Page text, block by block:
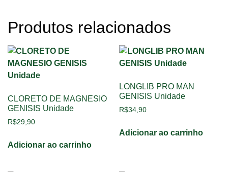
Produtos relacionados
CLORETO DE MAGNESIO
GENISIS Unidade
R$29,90
Adicionar ao carrinho
LONGLIB PRO MAN
GENISIS Unidade
R$34,90
Adicionar ao carrinho